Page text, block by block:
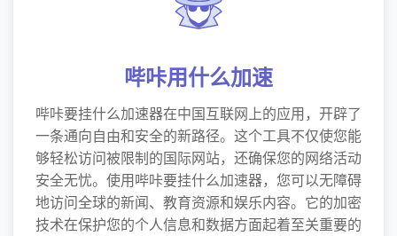
哔咔用什么加速
哔咔要挂什么加速器在中国互联网上的应用，开辟了
一条通向自由和安全的新路径。这个工具不仅使您能
够轻松访问被限制的国际网站，还确保您的网络活动
安全无忧。使用哔咔要挂什么加速器，您可以无障碍
地访问全球的新闻、教育资源和娱乐内容。它的加密
技术在保护您的个人信息和数据方面起着至关重要的